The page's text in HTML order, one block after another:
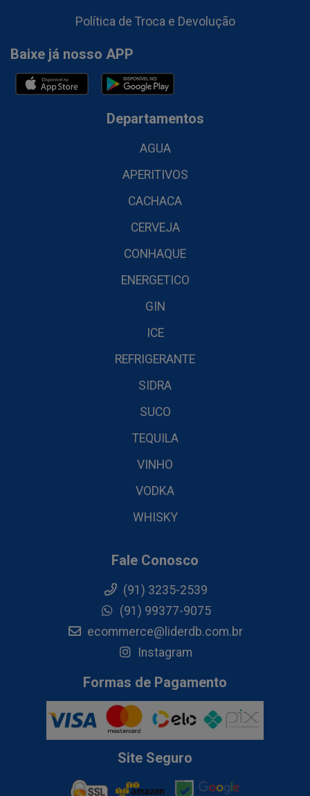
Política de Troca e Devolução
Baixe já nosso APP
Departamentos
AGUA
APERITIVOS
CACHACA
CERVEJA
CONHAQUE
ENERGETICO
GIN
ICE
REFRIGERANTE
SIDRA
SUCO
TEQUILA
VINHO
VODKA
WHISKY
Fale Conosco
(91) 3235-2539
(91) 99377-9075
ecommerce@liderdb.com.br
Instagram
Formas de Pagamento
Site Seguro